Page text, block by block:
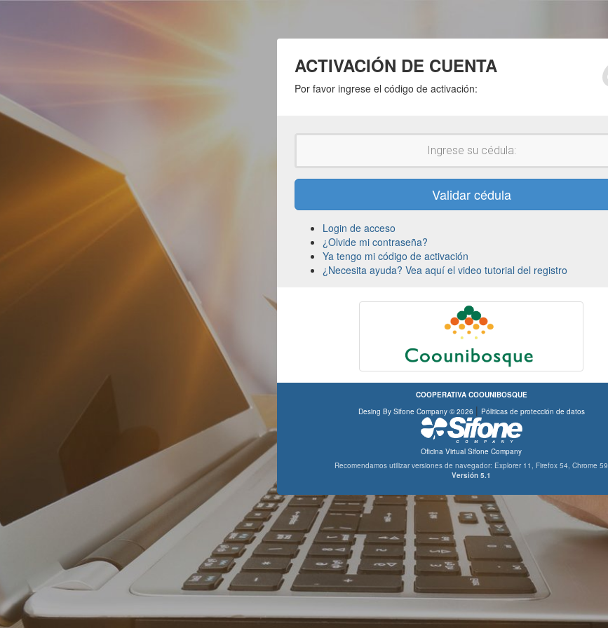
ACTIVACIÓN DE CUENTA
Por favor ingrese el código de activación:
Login de acceso
¿Olvide mi contraseña?
Ya tengo mi código de activación
¿Necesita ayuda? Vea aquí el video tutorial del registro
COOPERATIVA COOUNIBOSQUE
Desing By Sifone Company © 2026 | Póliticas de protección de datos
Oficina Virtual Sifone Company
Recomendamos utilizar versiones de navegador: Explorer 11, Firefox 54, Chrome 59
Versión 5.1